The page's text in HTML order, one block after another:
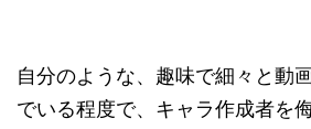
自分のような、趣味で細々と動
でいる程度で、キャラ作成者を